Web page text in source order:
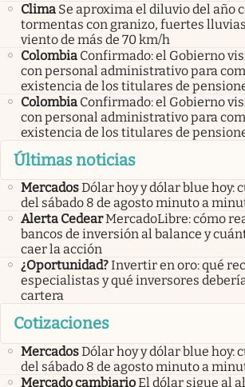
Clima Se aproxima el diluvio del año
tormentas con granizo, fuertes
viento de más de 70 km/h
Colombia Confirmado: el Gobierno
con personal administrativo para
existencia de los titulares de
Colombia Confirmado: el Gobierno
con personal administrativo para
existencia de los titulares de
Últimas noticias
MercadosDólar hoy y dólar blue hoy:
del sábado 8 de agosto minuto a
Alerta CedearMercadoLibre: cómo
bancos de inversión al balance y
caer la acción
¿Oportunidad?Invertir en oro: qué
especialistas y qué inversores
cartera
Cotizaciones
MercadosDólar hoy y dólar blue hoy:
del sábado 8 de agosto minuto a
Mercado cambiarioEl dólar sigue al